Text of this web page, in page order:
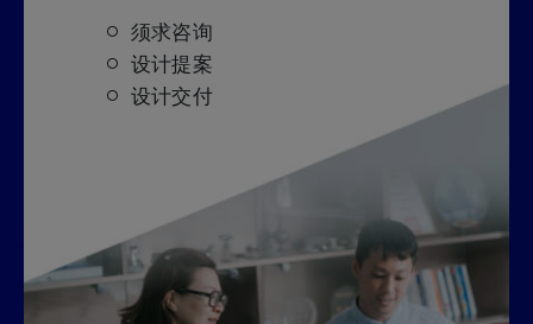
须求咨询
设计提案
设计交付